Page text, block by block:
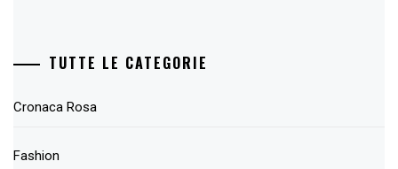
TUTTE LE CATEGORIE
Cronaca Rosa
Fashion